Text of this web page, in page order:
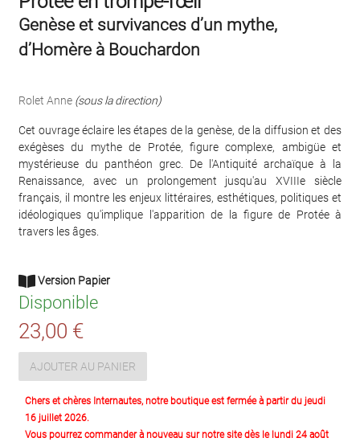
Genèse et survivances d’un mythe,
d’Homère à Bouchardon
Rolet Anne (sous la direction)
Cet ouvrage éclaire les étapes de la genèse, de la diffusion et des
exégèses du mythe de Protée, figure complexe, ambigüe et
mystérieuse du panthéon grec. De l'Antiquité archaïque à la
Renaissance, avec un prolongement jusqu'au XVIIIe siècle
français, il montre les enjeux littéraires, esthétiques, politiques et
idéologiques qu'implique l'apparition de la figure de Protée à
travers les âges.
Version Papier
Disponible
23,00 €
AJOUTER AU PANIER
Chers et chères Internautes, notre boutique est fermée à partir du jeudi
16 juillet 2026.
Vous pourrez commander à nouveau sur notre site dès le lundi 24 août